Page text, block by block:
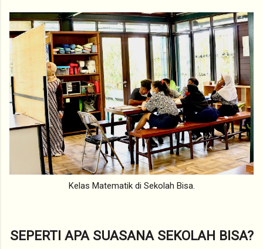
Kelas Matematik di Sekolah Bisa.
SEPERTI APA SUASANA SEKOLAH BISA?